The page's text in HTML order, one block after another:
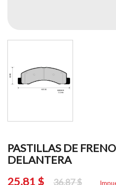
PASTILLAS DE
DELANTERA
25,81 $
36,87 $